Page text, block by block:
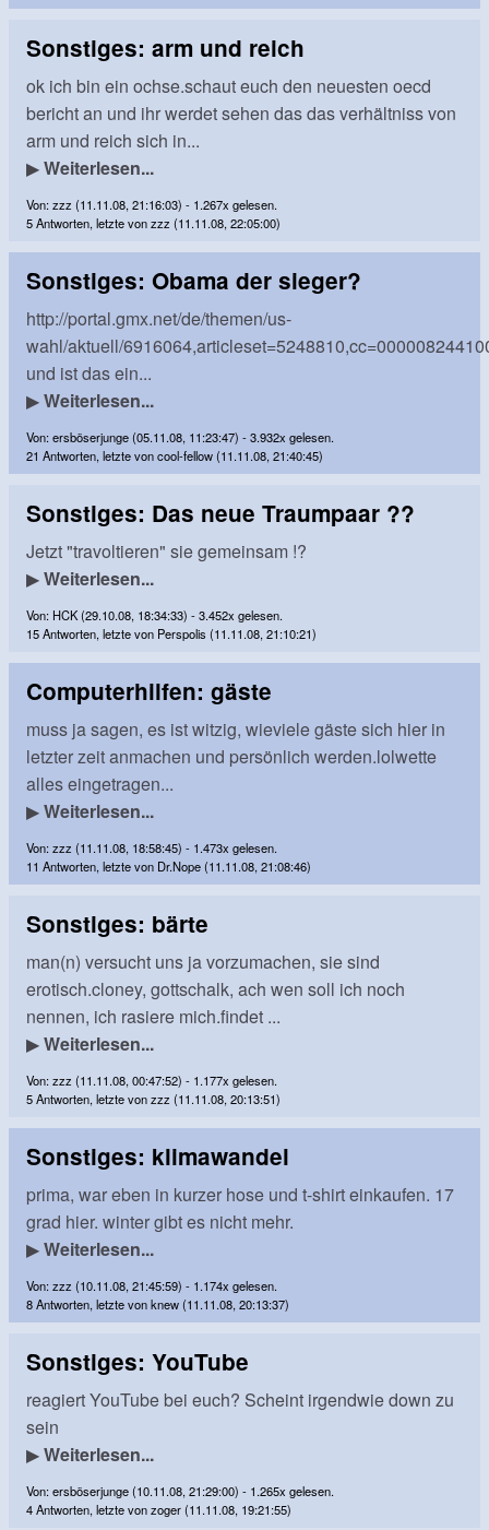
Sonstiges: arm und reich
ok ich bin ein ochse.schaut euch den neuesten oecd
bericht an und ihr werdet sehen das das verhältniss von
arm und reich sich in...
▶Weiterlesen...
Von: zzz (11.11.08, 21:16:03) - 1.267x gelesen.
5 Antworten, letzte von zzz (11.11.08, 22:05:00)
Sonstiges: Obama der sieger?
http://portal.gmx.net/de/themen/us-
wahl/aktuell/
und ist das ein...
▶Weiterlesen...
Von: ersböserjunge (05.11.08, 11:23:47) - 3.932x gelesen.
21 Antworten, letzte von cool-fellow (11.11.08, 21:40:45)
Sonstiges: Das neue Traumpaar ??
Jetzt "travoltieren" sie gemeinsam !?
▶Weiterlesen...
Von: HCK (29.10.08, 18:34:33) - 3.452x gelesen.
15 Antworten, letzte von Perspolis (11.11.08, 21:10:21)
Computerhilfen: gäste
muss ja sagen, es ist witzig, wieviele gäste sich hier in
letzter zeit anmachen und persönlich werden.lolwette
alles eingetragen...
▶Weiterlesen...
Von: zzz (11.11.08, 18:58:45) - 1.473x gelesen.
11 Antworten, letzte von Dr.Nope (11.11.08, 21:08:46)
Sonstiges: bärte
man(n) versucht uns ja vorzumachen, sie sind
erotisch.cloney, gottschalk, ach wen soll ich noch
nennen, ich rasiere mich.findet ...
▶Weiterlesen...
Von: zzz (11.11.08, 00:47:52) - 1.177x gelesen.
5 Antworten, letzte von zzz (11.11.08, 20:13:51)
Sonstiges: klimawandel
prima, war eben in kurzer hose und t-shirt einkaufen. 17
grad hier. winter gibt es nicht mehr.
▶Weiterlesen...
Von: zzz (10.11.08, 21:45:59) - 1.174x gelesen.
8 Antworten, letzte von knew (11.11.08, 20:13:37)
Sonstiges: YouTube
reagiert YouTube bei euch? Scheint irgendwie down zu
sein
▶Weiterlesen...
Von: ersböserjunge (10.11.08, 21:29:00) - 1.265x gelesen.
4 Antworten, letzte von zoger (11.11.08, 19:21:55)